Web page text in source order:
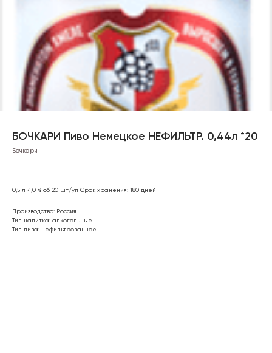
БОЧКАРИ Пиво Немецкое НЕФИЛЬТР. 0,44л *20
Бочкари
0,5 л 4,0 % об 20 шт/уп Срок хранения: 180 дней
Производство: Россия
Тип напитка: алкогольные
Тип пива: нефильтрованное